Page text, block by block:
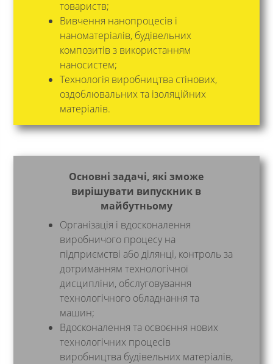
товариств;
Вивчення нанопроцесів і
наноматеріалів, будівельних
композитів з використанням
наносистем;
Технологія виробництва стінових,
оздоблювальних та ізоляційних
матеріалів.
Основні задачі, які зможе
вирішувати випускник в
майбутньому
Організація і вдосконалення
виробничого процесу на
підприємстві або ділянці, контроль за
дотриманням технологічної
дисципліни, обслуговування
технологічного обладнання та
машин;
Вдосконалення та освоєння нових
технологічних процесів
виробництва будівельних матеріалів,